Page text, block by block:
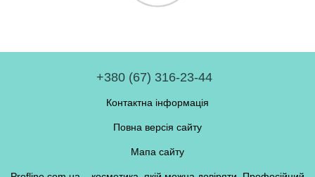
+380 (67) 316-23-44
Контактна інформація
Повна версія сайту
Мапа сайту